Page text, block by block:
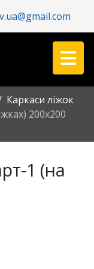
Каркаси ліжок
200х200
1 (на